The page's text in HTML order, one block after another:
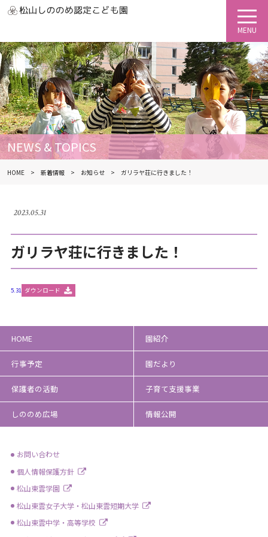
NEWS & TOPICS
HOME 新着情報 お知らせ ガリラヤ荘に行きました！
2023.05.31
ガリラヤ荘に行きました！
5.31 ダウンロード
HOME 園紹介
行事予定 園だより
保護者の活動 子育て支援事業
しののめ広場 情報公開
お問い合わせ
個人情報保護方針
松山東雲学園
松山東雲女子大学・松山東雲短期大学
松山東雲中学・高等学校